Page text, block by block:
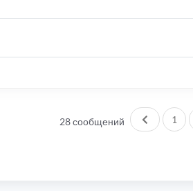
28 сообщений Пред.
1